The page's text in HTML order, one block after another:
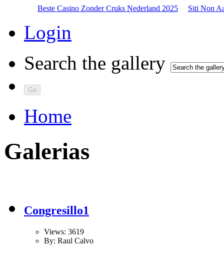
Beste Casino Zonder Cruks Nederland 2025 Siti Non
Login
Search the gallery
Home
Galerias
Congresillo1
Views: 3619
By: Raul Calvo